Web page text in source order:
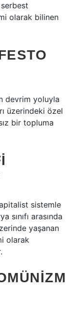
olarak bilinen
devrim yoluyla
üzerindeki özel
bir topluma
sistemle
sınıfı arasında
yaşanan
olarak